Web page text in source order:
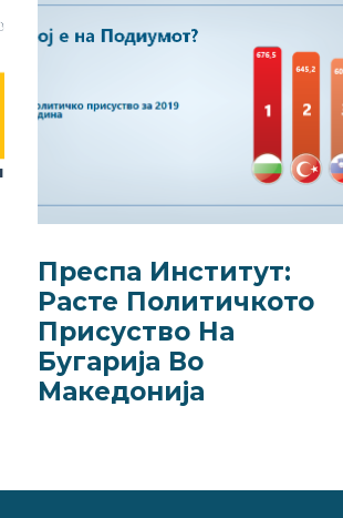
Преспа Институт:
Расте Политичкото
Присуство На
Бугарија Во
Македонија